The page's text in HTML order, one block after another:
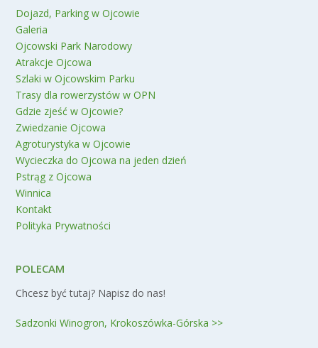
Dojazd, Parking w Ojcowie
Galeria
Ojcowski Park Narodowy
Atrakcje Ojcowa
Szlaki w Ojcowskim Parku
Trasy dla rowerzystów w OPN
Gdzie zjeść w Ojcowie?
Zwiedzanie Ojcowa
Agroturystyka w Ojcowie
Wycieczka do Ojcowa na jeden dzień
Pstrąg z Ojcowa
Winnica
Kontakt
Polityka Prywatności
POLECAM
Chcesz być tutaj? Napisz do nas!
Sadzonki Winogron, Krokoszówka-Górska >>